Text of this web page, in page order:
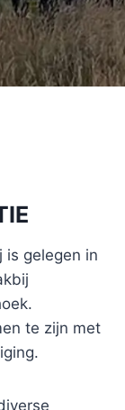
is gelegen in
te zijn met